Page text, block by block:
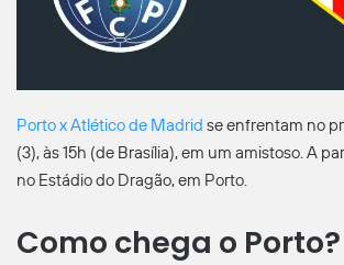
Porto x Atlético de Madrid se enfrentam no
(3), às 15h (de Brasília), em um amistoso. A
no Estádio do Dragão, em Porto.
Como chega o Porto?